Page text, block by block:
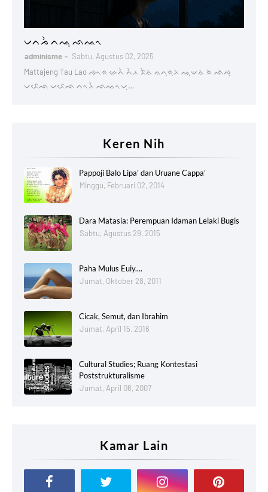
ᨆᨈᨍᨛ ᨈᨕᨘ ᨒᨕᨚ
adminisme
Sabtu, Agustus 02, 2025
Mattajeng Tau Lao ᨌᨚᨑ ᨀᨙᨈᨛ ᨈᨛᨂ ᨅᨛᨊᨗ ᨊᨈᨘᨑᨘᨂᨗ ᨕᨘᨉᨊᨗ ᨑᨗ ᨒᨗᨄᨘ
ᨆᨅᨙᨒ ᨆᨅᨙᨒ ᨈᨚᨂᨛ ᨒᨕᨚᨆᨘ…
Keren Nih
Pappoji Balo Lipa’ dan Uruane Cappa’
Minggu, Februari 02, 2014
Dara Matasia: Perempuan Idaman Lelaki Bugis
Sabtu, Agustus 29, 2015
Paha Mulus Euiy....
Jumat, Oktober 28, 2011
Cicak, Semut, dan Ibrahim
Jumat, April 15, 2016
Cultural Studies; Ruang Kontestasi
Poststrukturalisme
Jumat, April 06, 2007
Kamar Lain